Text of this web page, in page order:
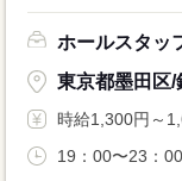
ホールスタッ
東京都墨田区/
時給1,300円～
19：00〜23：